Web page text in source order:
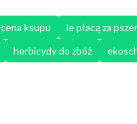
cena ksupu
le płacą za
herbicydy do zbóż